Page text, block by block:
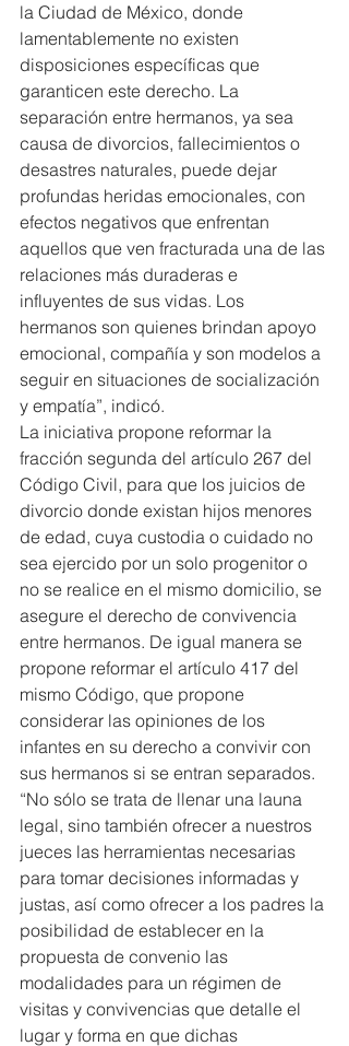
la Ciudad de México, donde
lamentablemente no existen
disposiciones específicas que
garanticen este derecho. La
separación entre hermanos, ya sea
causa de divorcios, fallecimientos o
desastres naturales, puede dejar
profundas heridas emocionales, con
efectos negativos que enfrentan
aquellos que ven fracturada una de las
relaciones más duraderas e
influyentes de sus vidas. Los
hermanos son quienes brindan apoyo
emocional, compañía y son modelos a
seguir en situaciones de socialización
y empatía”, indicó.
La iniciativa propone reformar la
fracción segunda del artículo 267 del
Código Civil, para que los juicios de
divorcio donde existan hijos menores
de edad, cuya custodia o cuidado no
sea ejercido por un solo progenitor o
no se realice en el mismo domicilio, se
asegure el derecho de convivencia
entre hermanos. De igual manera se
propone reformar el artículo 417 del
mismo Código, que propone
considerar las opiniones de los
infantes en su derecho a convivir con
sus hermanos si se entran separados.
“No sólo se trata de llenar una launa
legal, sino también ofrecer a nuestros
jueces las herramientas necesarias
para tomar decisiones informadas y
justas, así como ofrecer a los padres la
posibilidad de establecer en la
propuesta de convenio las
modalidades para un régimen de
visitas y convivencias que detalle el
lugar y forma en que dichas